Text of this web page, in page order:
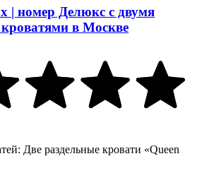
| номер Делюкс с двумя
в Москве
Две раздельные кровати «Queen